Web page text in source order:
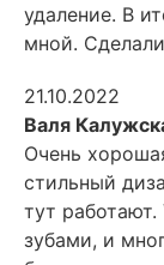
удаление. В
мной.
21.10.2022
Валя
Очень
стильный
тут
зубами, и